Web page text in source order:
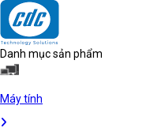
Danh mục sản phẩm
Máy tính